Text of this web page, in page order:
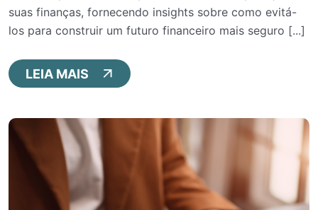
suas finanças, fornecendo insights sobre como evitá-
los para construir um futuro financeiro mais seguro [...]
LEIA MAIS